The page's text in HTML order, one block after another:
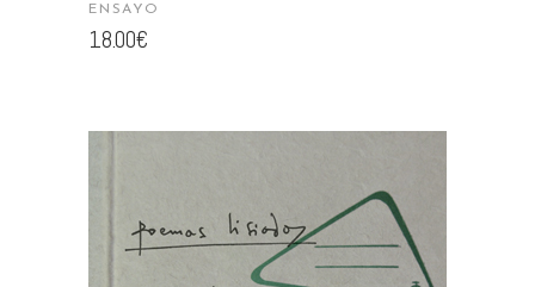
ENSAYO
18.00€